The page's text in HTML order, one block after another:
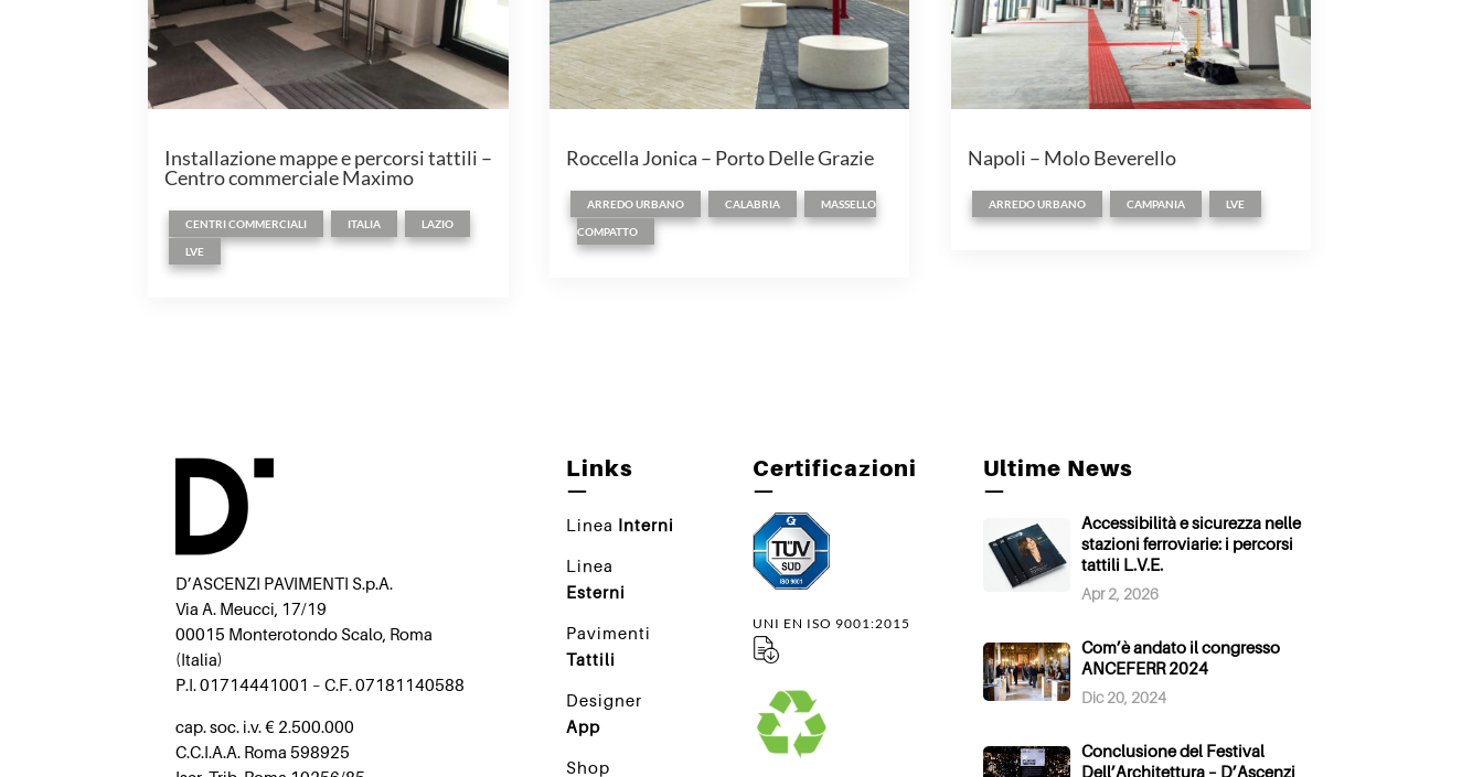
Installazione mappe e percorsi tattili –
Centro commerciale Maximo
CENTRI COMMERCIALI
,
ITALIA
,
LAZIO
,
LVE
Roccella Jonica – Porto Delle Grazie
ARREDO URBANO
,
CALABRIA
,
MASSELLO
COMPATTO
Napoli – Molo Beverello
ARREDO URBANO
,
CAMPANIA
,
LVE
D’ASCENZI PAVIMENTI S.p.A.
Via A. Meucci, 17/19
00015 Monterotondo Scalo, Roma
(Italia)
P.I. 01714441001 – C.F. 07181140588
cap. soc. i.v. € 2.500.000
C.C.I.A.A. Roma 598925
Links
—
Linea Interni
Linea
Esterni
Pavimenti
Tattili
Designer
App
Shop
Certificazioni
—
UNI EN ISO 9001:2015
Ultime News
—
Accessibilità e sicurezza nelle
stazioni ferroviarie: i percorsi
tattili L.V.E.
Apr 2, 2026
Com’è andato il congresso
ANCEFERR 2024
Dic 20, 2024
Conclusione del Festival
Dell’Architettura – D’Ascenzi